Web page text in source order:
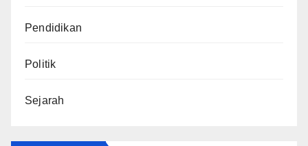
Pendidikan
Politik
Sejarah